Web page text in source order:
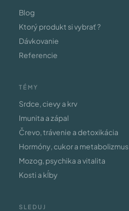
Blog
Ktorý produkt si vybrať ?
Dávkovanie
Referencie
TÉMY
Srdce, cievy a krv
Imunita a zápal
Črevo, trávenie a detoxikácia
Hormóny, cukor a metabolizmus
Mozog, psychika a vitalita
Kosti a kĺby
SLEDUJ